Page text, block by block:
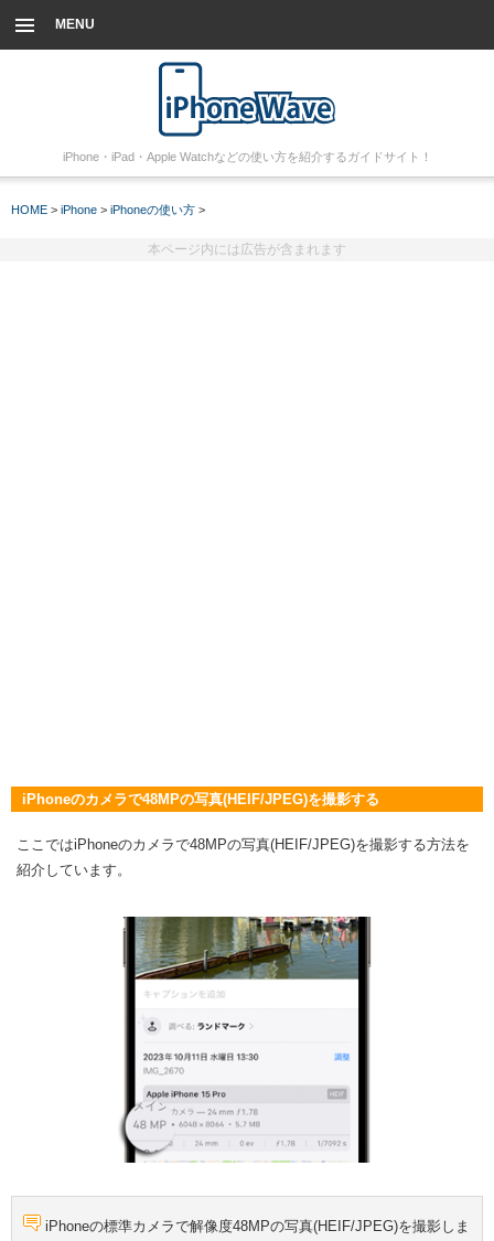
MENU
iPhone・iPad・Apple Watchなどの使い方を紹介するガイドサイト！
HOME > iPhone > iPhoneの使い方 >
本ページ内には広告が含まれます
iPhoneのカメラで48MPの写真(HEIF/JPEG)を撮影する
ここではiPhoneのカメラで48MPの写真(HEIF/JPEG)を撮影する方法を
紹介しています。
iPhoneの標準カメラで解像度48MPの写真(HEIF/JPEG)を撮影しま